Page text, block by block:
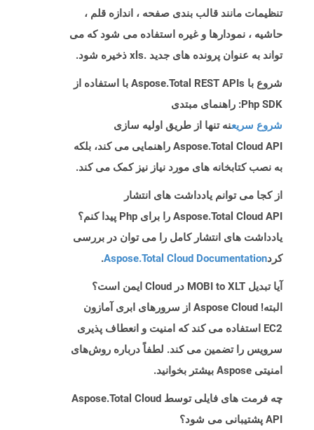
تنظیمات مانند قالب بندی صفحه ، اندازه قلم ،
حاشیه ، نمودارها و غیره استفاده می شود که می
تواند به عنوان پرونده های جدید .xls ذخیره شود.
شروع با Aspose.Total REST APIs با استفاده از
Php SDK: راهنمای مبتدی
شروع سریعنه تنها از طریق اولیه سازی
Aspose.Total Cloud API راهنمایی می کند، بلکه
به نصب کتابخانه های مورد نیاز نیز کمک می کند.
از کجا می توانم یادداشت های انتشار
Aspose.Total Cloud API را برای Php پیدا کنم؟
یادداشت های انتشار کامل را می توان در بررسی
کردAspose.Total Cloud Documentation
.
آیا تبدیل MOBI to XLT در Cloud ایمن است؟
البته! Aspose Cloud از سرورهای ابری آمازون
EC2 استفاده می کند که امنیت و انعطاف پذیری
سرویس را تضمین می کند. لطفاً درباره روش‌های
امنیتی Aspose بیشتر بخوانید.
چه فرمت های فایلی توسط Aspose.Total Cloud
API پشتیبانی می شود؟